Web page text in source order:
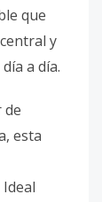
que
y
a día.
de
esta
Ideal